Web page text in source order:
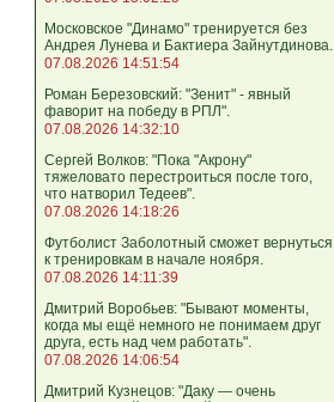
Московское "Динамо" тренируется без
Андрея Лунева и Бактиера Зайнутдинова.
07.08.2026 14:51:54
Роман Березовский: "Зенит" - явный
фаворит на победу в РПЛ".
07.08.2026 14:32:10
Сергей Волков: "Пока "Акрону"
тяжеловато перестроиться после того,
что натворил Тедеев".
07.08.2026 14:18:26
Футболист Заболотный сможет вернуться
к тренировкам в начале ноября.
07.08.2026 14:11:39
Дмитрий Воробьев: "Бывают моменты,
когда мы ещё немного не понимаем друг
друга, есть над чем работать".
07.08.2026 14:06:54
Дмитрий Кузнецов: "Даку — очень